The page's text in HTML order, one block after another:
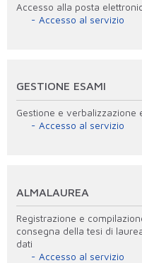
Accesso alla posta
Accesso al servizio
GESTIONE ESAMI
Gestione e verbalizzazione
Accesso al servizio
ALMALAUREA
Registrazione e
consegna della tesi di
dati
Accesso al servizio